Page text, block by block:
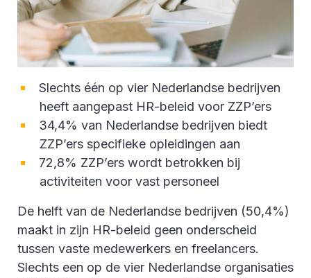
Slechts één op vier Nederlandse bedrijven
heeft aangepast HR-beleid voor ZZP’ers
34,4% van Nederlandse bedrijven biedt
ZZP’ers specifieke opleidingen aan
72,8% ZZP’ers wordt betrokken bij
activiteiten voor vast personeel
De helft van de Nederlandse bedrijven (50,4%)
maakt in zijn HR-beleid geen onderscheid
tussen vaste medewerkers en freelancers.
Slechts een op de vier Nederlandse organisaties